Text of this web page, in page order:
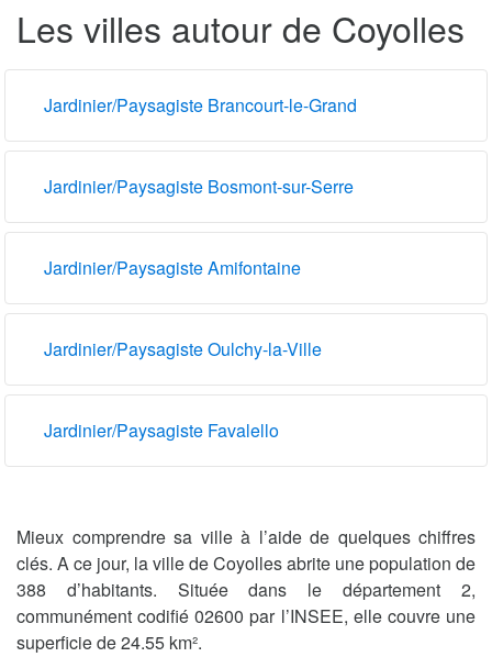
Les villes autour de Coyolles
Jardinier/Paysagiste Brancourt-le-Grand
Jardinier/Paysagiste Bosmont-sur-Serre
Jardinier/Paysagiste Amifontaine
Jardinier/Paysagiste Oulchy-la-Ville
Jardinier/Paysagiste Favalello
Mieux comprendre sa ville à l’aide de quelques chiffres
clés. A ce jour, la ville de Coyolles abrite une population de
388 d’habitants. Située dans le département 2,
communément codifié 02600 par l’INSEE, elle couvre une
superficie de 24.55 km².